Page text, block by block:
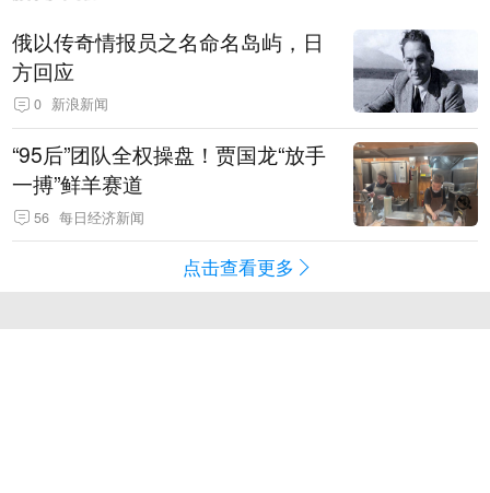
俄以传奇情报员之名命名岛屿，日
方回应
0 新浪新闻
“95后”团队全权操盘！贾国龙“放手
一搏”鲜羊赛道
56 每日经济新闻
点击查看更多